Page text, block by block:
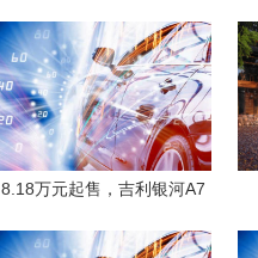
8.18万元起售，吉利银河A7